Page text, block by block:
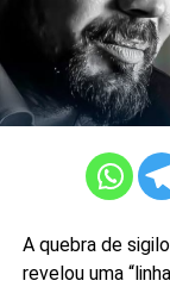
A quebra de
revelou uma